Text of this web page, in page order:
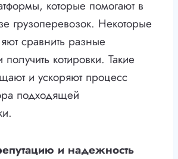
которые помогают в
грузоперевозок. Некоторые
сравнить разные
котировки. Такие
и ускоряют процесс
подходящей
и надежность